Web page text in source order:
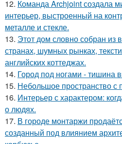
12. Команда Archjoint создала
интерьер, выстроенный на
металле и стекле.
13. Этот дом словно собран из
странах, шумных рынках,
английских коттеджах.
14. Город под ногами - тишина
15. Небольшое пространство с
16. Интерьер с характером:
о людях.
17. В городе монтаржи
созданный под влиянием